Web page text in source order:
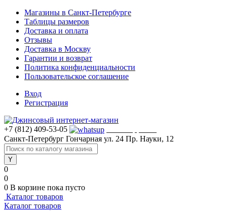
Магазины в Санкт-Петербурге
Таблицы размеров
Доставка и оплата
Отзывы
Доставка в Москву
Гарантии и возврат
Политика конфиденциальности
Пользовательское соглашение
Вход
Регистрация
+7 (812) 409-53-05
Санкт-Петербург Гончарная ул. 24 Пр. Науки, 12
0
0
0 В корзине пока пусто
Каталог товаров
Каталог товаров